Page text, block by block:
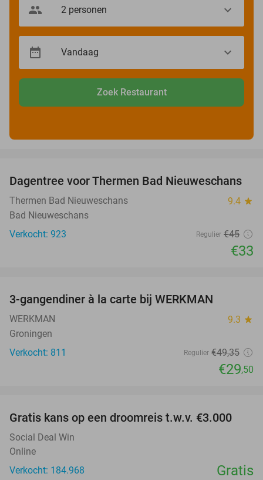
Zoek Restaurant
27%
Dagentree voor Thermen Bad Nieuweschans
Thermen Bad Nieuweschans 9.4 star
Bad Nieuweschans
Verkocht: 923
Regulier €45
€33
3-gangendiner à la carte bij WERKMAN
WERKMAN 9.3 star
Groningen
Verkocht: 811
Regulier €49,35
€29,50
Gratis kans op een droomreis t.w.v. €3.000
Social Deal Win
Online
Verkocht: 184.968
Gratis